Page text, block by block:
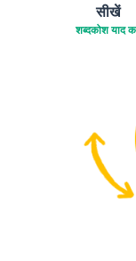
सीखें
शब्दकोश याद